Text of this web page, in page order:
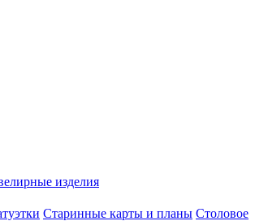
изделия
Старинные карты и планы Столовое